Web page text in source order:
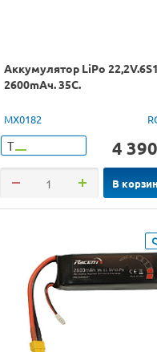
Аккумулятор LiPo
2600mAч. 35C.
MX0182
Т 4 390
В